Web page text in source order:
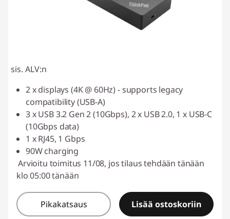
sis. ALV:n
2 x displays (4K @ 60Hz) - supports legacy
compatibility (USB-A)
3 x USB 3.2 Gen 2 (10Gbps), 2 x USB 2.0, 1 x USB-C
(10Gbps data)
1 x RJ45, 1 Gbps
90W charging
Arvioitu toimitus 11/08, jos tilaus tehdään tänään
klo 05:00 tänään
Pikakatsaus Lisää ostoskoriin